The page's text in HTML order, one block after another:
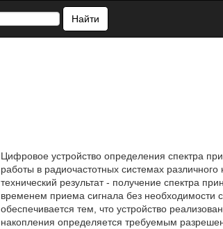
Найти
Цифровое устройство определения спектра
работы в радиочастотных системах
технический результат - получение спектра
временем приема сигнала без необходимости
обеспечивается тем, что устройство
накопления определяется требуемым